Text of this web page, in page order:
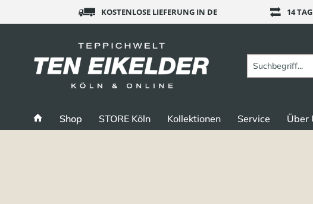
KOSTENLOSE LIEFERUNG IN DE 14
Shop STORE Köln Kollektionen Service Über